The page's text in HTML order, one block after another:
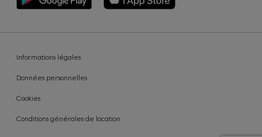
Informations légales
Données personnelles
Cookies
Conditions générales de location